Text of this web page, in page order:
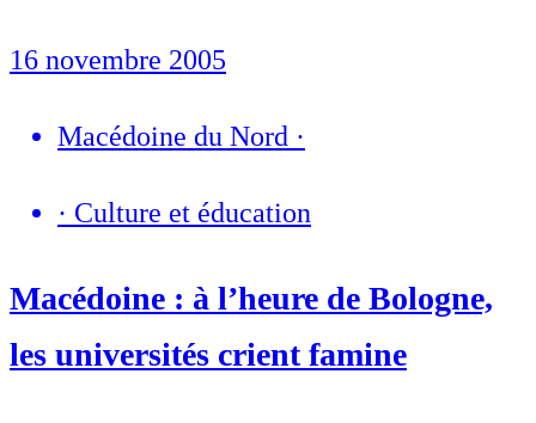
16 novembre 2005
Macédoine du Nord ·
· Culture et éducation
Macédoine : à l’heure de Bologne,
les universités crient famine